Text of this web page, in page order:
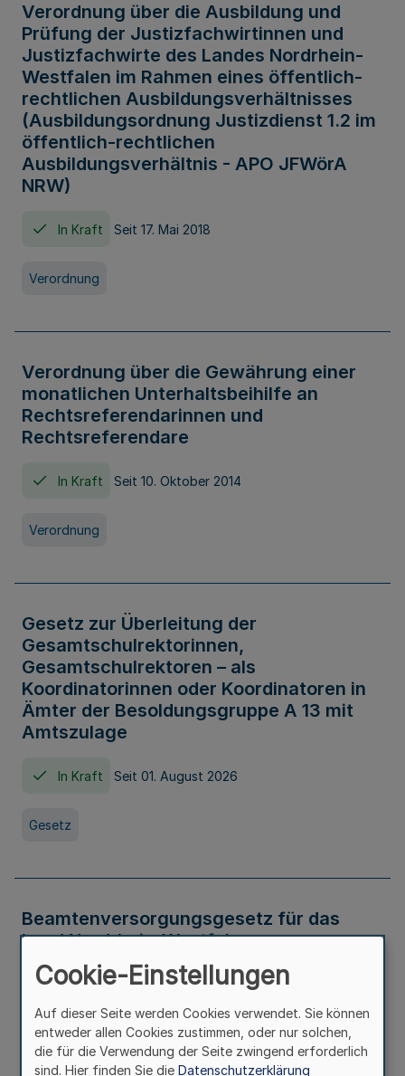
Verordnung über die Ausbildung und
Prüfung der Justizfachwirtinnen und
Justizfachwirte des Landes Nordrhein-
Westfalen im Rahmen eines öffentlich-
rechtlichen Ausbildungsverhältnisses
(Ausbildungsordnung Justizdienst 1.2 im
öffentlich-rechtlichen
Ausbildungsverhältnis - APO JFWörA
NRW)
In Kraft Seit 17. Mai 2018
Verordnung
Verordnung über die Gewährung einer
monatlichen Unterhaltsbeihilfe an
Rechtsreferendarinnen und
Rechtsreferendare
In Kraft Seit 10. Oktober 2014
Verordnung
Gesetz zur Überleitung der
Gesamtschulrektorinnen,
Gesamtschulrektoren – als
Koordinatorinnen oder Koordinatoren in
Ämter der Besoldungsgruppe A 13 mit
Amtszulage
In Kraft Seit 01. August 2026
Gesetz
Beamtenversorgungsgesetz für das
Land Nordrhein-Westfalen
(Landesbeamtenversorgungsgesetz -
LBeamtVG NRW)
In Kraft Seit 01. Juli 2016
Cookie-Einstellungen
Auf dieser Seite werden Cookies verwendet. Sie können
entweder allen Cookies zustimmen, oder nur solchen,
die für die Verwendung der Seite zwingend erforderlich
sind. Hier finden Sie die Datenschutzerklärung